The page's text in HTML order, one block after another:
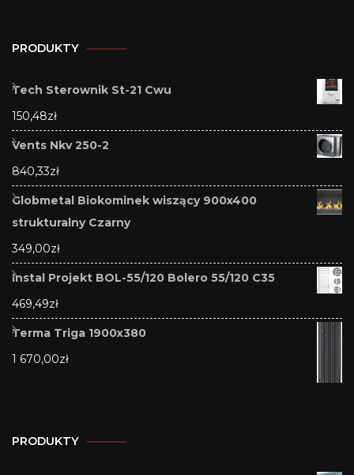
PRODUKTY
Tech Sterownik St-21 Cwu
150,48zł
Vents Nkv 250-2
840,33zł
Globmetal Biokominek wiszący 900x400
strukturalny Czarny
349,00zł
Instal Projekt BOL-55/120 Bolero 55/120 C35
469,49zł
Terma Triga 1900x380
1 670,00zł
PRODUKTY